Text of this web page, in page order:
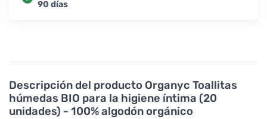
Descripción del producto Organyc Toallitas
húmedas BIO para la higiene íntima (20
unidades) - 100% algodón orgánico
90 días